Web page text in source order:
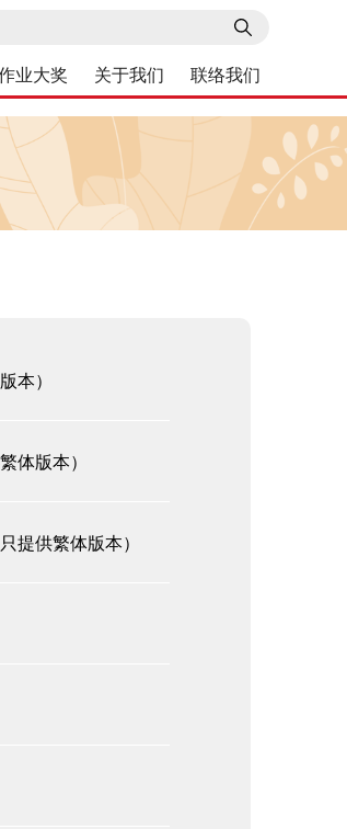
业大奖 关于我们 联络我们
本）
体版本）
提供繁体版本）